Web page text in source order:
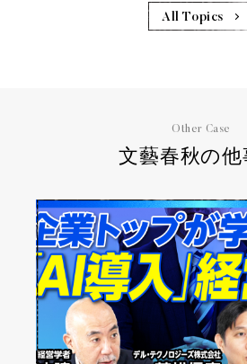
All Topics
Other Case
文藝春秋の他